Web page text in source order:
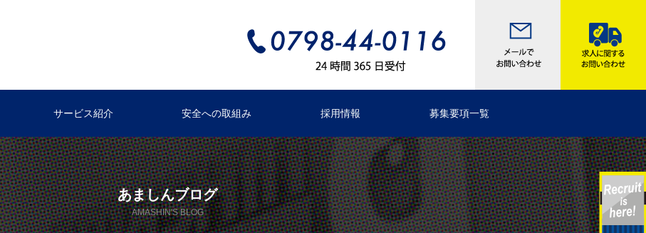
サービス紹介 安全への取組み 採用情報 募集要項一覧
あましんブログ
AMASHIN'S BLOG